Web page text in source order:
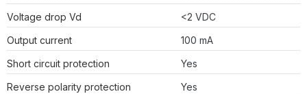
Voltage drop Vd
<2 VDC
Output current
100 mA
Short circuit protection
Yes
Reverse polarity protection
Yes